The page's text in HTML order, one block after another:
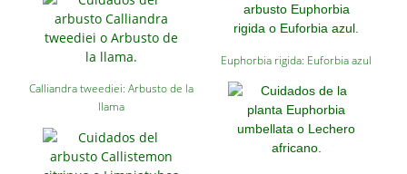
Calliandra tweediei: Arbusto de la
llama
Euphorbia rigida: Euforbia azul